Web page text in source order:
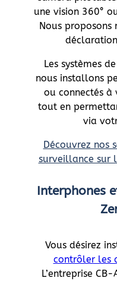
une vision 360°
Nous proposons
Les systèmes de
nous installons
ou connectés à
tout en
via
Découvrez nos
surveillance sur
Interphones
Vous désirez
contrôler les
L’entreprise